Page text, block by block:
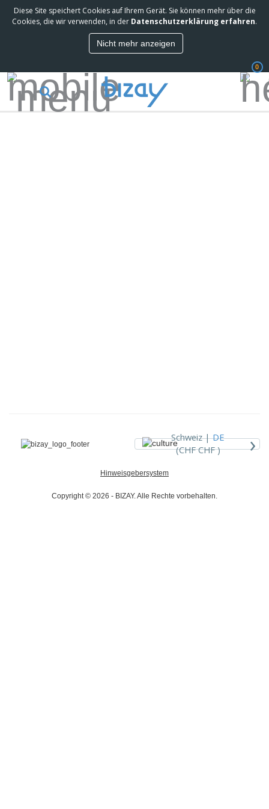
Diese Site speichert Cookies auf Ihrem Gerät. Sie können mehr über die
Cookies, die wir verwenden, in der Datenschutzerklärung erfahren.
Nicht mehr anzeigen
0
Schweiz |DE
(CHF CHF )
›
Hinweisgebersystem
Copyright © 2026 - BIZAY. Alle Rechte vorbehalten.